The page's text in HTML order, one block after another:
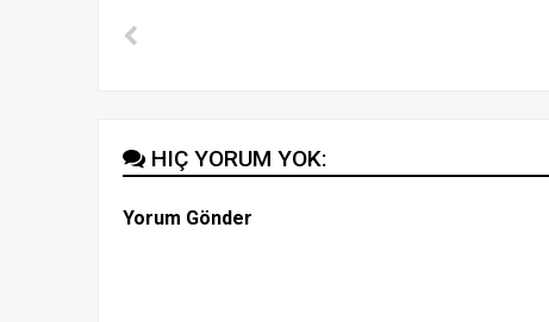
HIÇ YORUM YOK:
Yorum Gönder